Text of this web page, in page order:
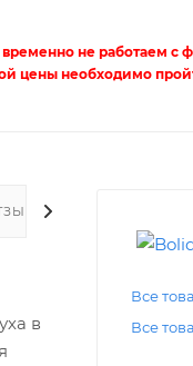
временно не работаем
цены необходимо
в
Все
Все